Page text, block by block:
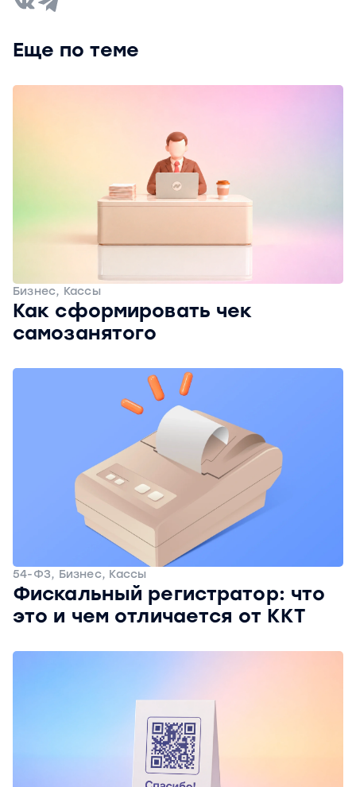
Еще по теме
Бизнес, Кассы
Как сформировать чек
самозанятого
54-ФЗ, Бизнес, Кассы
Фискальный регистратор: что
это и чем отличается от ККТ